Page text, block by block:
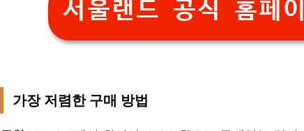
서울랜드 공식 홈페
가장 저렴한 구매 방법